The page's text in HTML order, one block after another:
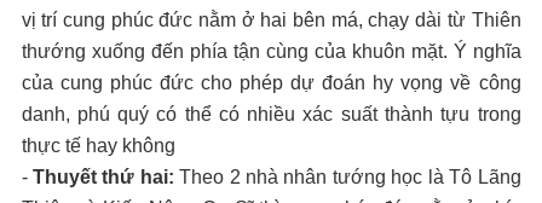
vị trí cung phúc đức nằm ở hai bên má, chạy dài từ Thiên
thướng xuống đến phía tận cùng của khuôn mặt. Ý nghĩa
của cung phúc đức cho phép dự đoán hy vọng về công
danh, phú quý có thể có nhiều xác suất thành tựu trong
thực tế hay không
- Thuyết thứ hai: Theo 2 nhà nhân tướng học là Tô Lãng